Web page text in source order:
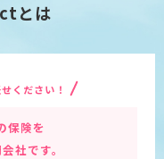
とは
ください！
保険を
社です。